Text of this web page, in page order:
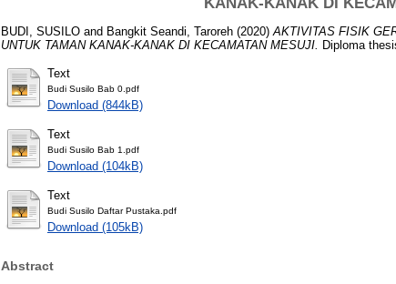
BUDI, SUSILO and Bangkit Seandi, Taroreh (2020) AKTIVITAS FISIK
UNTUK TAMAN KANAK-KANAK DI KECAMATAN MESUJI.
Diploma
Text
Budi Susilo Bab 0.pdf
Download (844kB)
Text
Budi Susilo Bab 1.pdf
Download (104kB)
Text
Budi Susilo Daftar Pustaka.pdf
Download (105kB)
Abstract